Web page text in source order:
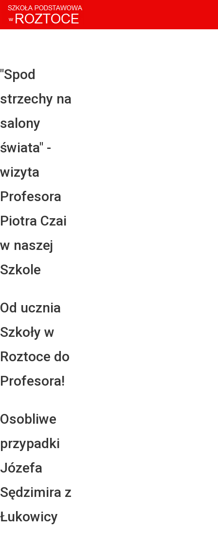
"Spod
strzechy na
salony
świata" -
wizyta
Profesora
Piotra Czai
w naszej
Szkole
Od ucznia
Szkoły w
Roztoce do
Profesora!
Osobliwe
przypadki
Józefa
Sędzimira z
Łukowicy